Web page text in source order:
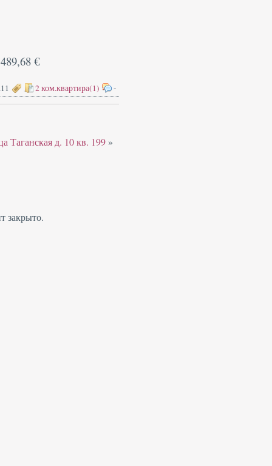
€
2 ком.квартира(1) -
Таганская д. 10 кв. 199 »
закрыто.